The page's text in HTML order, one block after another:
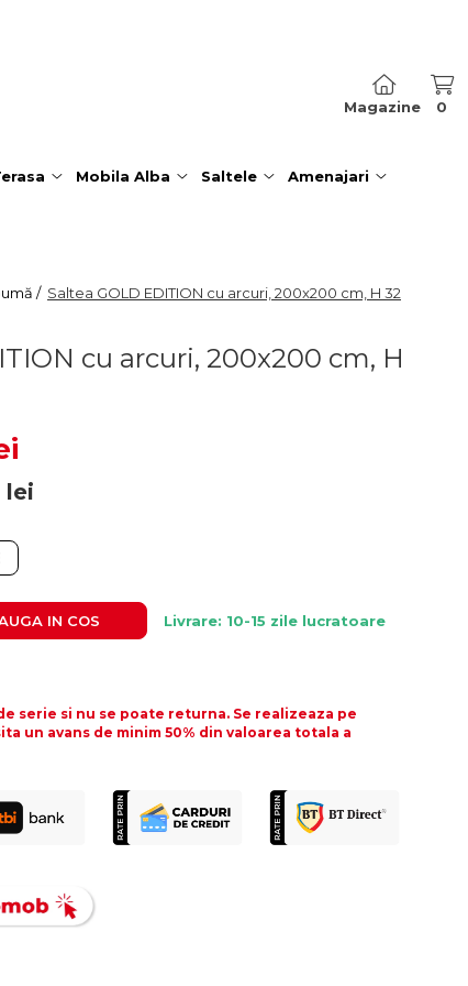
Magazine 0
Mobila Alba Saltele Amenajari
/ Saltea GOLD EDITION cu arcuri, 200x200 cm, H 32
cu arcuri, 200x200 cm, H
lei
IN COS Livrare: 10-15 zile lucratoare
serie si nu se poate returna. Se realizeaza pe
un avans de minim 50% din valoarea totala a